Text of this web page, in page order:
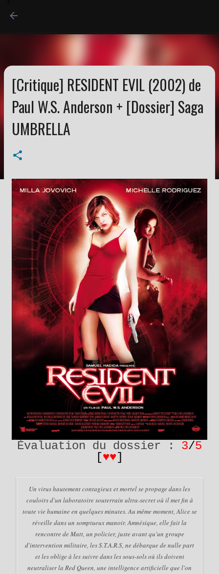
[Critique] RESIDENT EVIL (2002) de
Paul W.S. Anderson + [Dossier] Saga
UMBRELLA
Évaluation du dossier : 3/5
[♥♥]
Un virus hautement contagieux et mortel se propage dans les
couloirs d'un laboratoire souterrain ultra-secret où il met fin à
toute vie humaine en quelques minutes. Au même moment, Alice se
réveille dans un somptueux manoir. Amnésique, elle fait la
rencontre de Matt, un policier, juste avant qu'un groupe
d'intervention militaire, les S.T.A.R.S, ne débarque de nulle part
et les oblige à les suivre dans les sous-sols où ils doivent
neutraliser la Red Queen, une intelligence artificielle que l'on